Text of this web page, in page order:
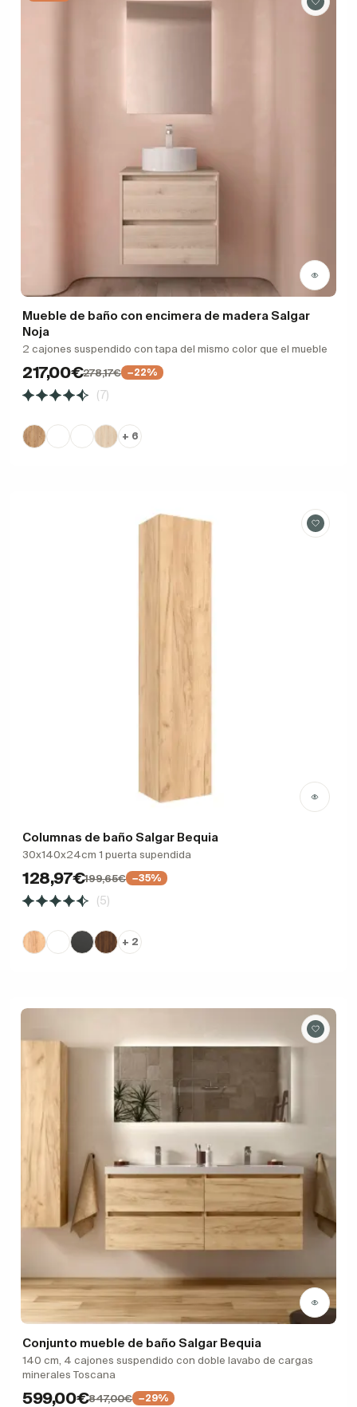
Mueble de baño con encimera de madera Salgar
Noja
2 cajones suspendido con tapa del mismo color que el mueble
217,00€278,17€ −22%
(7)
+ 6
Columnas de baño Salgar Bequia
30x140x24cm 1 puerta supendida
128,97€199,65€ −35%
(5)
+ 2
Conjunto mueble de baño Salgar Bequia
140 cm, 4 cajones suspendido con doble lavabo de cargas
minerales Toscana
599,00€847,00€ −29%